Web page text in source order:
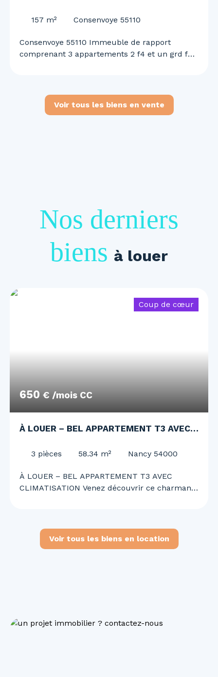
157 m² Consenvoye 55110
Consenvoye 55110 Immeuble de rapport
comprenant 3 appartements 2 f4 et un grd f2
Voir tous les biens en vente
Nos derniers
biens à louer
650 € /mois CC
Coup de cœur
À LOUER – BEL APPARTEMENT T3 AVEC
3 pièces 58.34 m² Nancy 54000
À LOUER – BEL APPARTEMENT T3 AVEC
CLIMATISATION Venez découvrir ce charmant
séjour lumineux, de deux chambres, d’une
salle de bains, d’un WC ainsi que d’une
organiser une visite et découvrir votre futur
Voir tous les biens en location